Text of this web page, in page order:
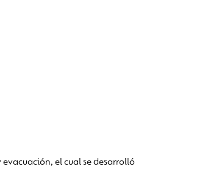
el cual se desarrolló